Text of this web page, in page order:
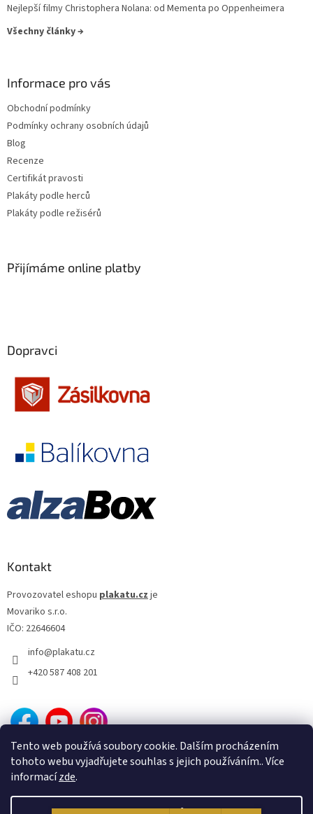
Tento web používá soubory cookie. Dalším procházením
tohoto webu vyjadřujete souhlas s jejich používáním.. Více
informacízde.
Nejlepší filmy Christophera Nolana: od Mementa po Oppenheimera
Všechny články →
Informace pro vás
Obchodní podmínky
Podmínky ochrany osobních údajů
Blog
Recenze
Certifikát pravosti
Plakáty podle herců
Plakáty podle režisérů
Přijímáme online platby
Dopravci
Kontakt
Provozovatel eshopu plakatu.czje
Movariko s.r.o.
IČO: 22646604
info@plakatu.cz
+420 587 408 201